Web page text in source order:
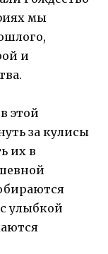
мы
и
этой
за кулисы
их в
улыбкой